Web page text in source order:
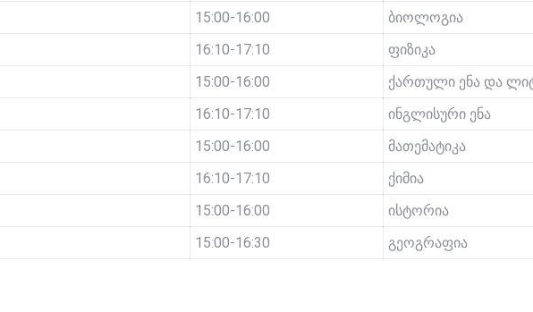
15:00-16:00
ბიოლოგია
16:10-17:10
ფიზიკა
15:00-16:00
ქართული ენა და
16:10-17:10
ინგლისური ენა
15:00-16:00
მათემატიკა
16:10-17:10
ქიმია
15:00-16:00
ისტორია
15:00-16:30 გეოგრაფია